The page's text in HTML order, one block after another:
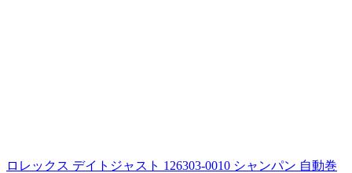
ロレックス デイトジャスト 126303-0010 シャンパン 自動巻